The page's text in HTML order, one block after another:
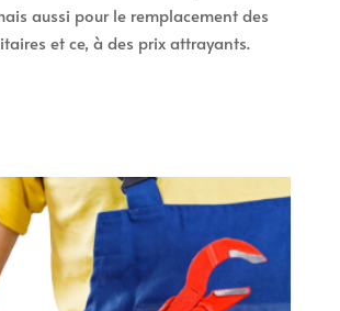
aussi pour le remplacement des
et ce, à des prix attrayants.